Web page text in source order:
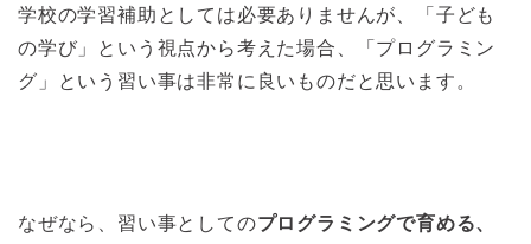
学校の学習補助としては必要ありませんが、「子ども
の学び」という視点から考えた場合、「プログラミン
グ」という習い事は非常に良いものだと思います。
なぜなら、習い事としてのプログラミングで育める、